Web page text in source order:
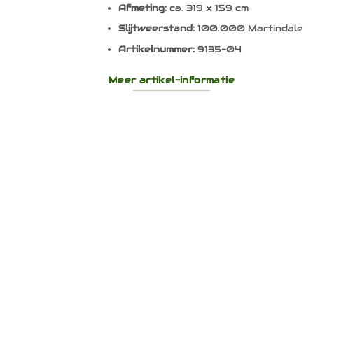
Afmeting: ca. 319 x 159 cm
Slijtweerstand: 100.000 Martindale
Artikelnummer: 9135-04
Meer artikel-informatie